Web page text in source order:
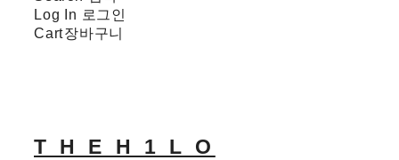
Log In 로그인
Cart장바구니
T H E H 1 L O